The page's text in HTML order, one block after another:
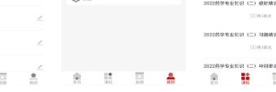
输平台：我们以科学教学内容的研发、先进教
为广大用户提供更加人性化的教育培训服务。
）